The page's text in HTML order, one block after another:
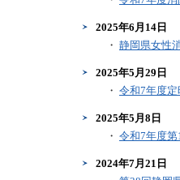
2025年6月14日
・ 静岡県女性
2025年5月29日
・ 令和7年度定
2025年5月8日
・ 令和7年度第
2024年7月21日